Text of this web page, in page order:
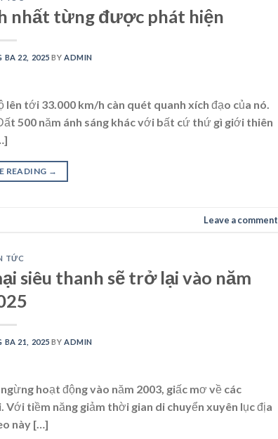
nhất từng được phát hiện
BA 22, 2025 BYADMIN
tới 33.000 km/h càn quét quanh xích đạo của nó.
500 năm ánh sáng khác với bất cứ thứ gì giới thiên
READING →
Leave a comment
TỨC
siêu thanh sẽ trở lại vào năm
BA 21, 2025 BYADMIN
hoạt động vào năm 2003, giấc mơ về các
tiềm năng giảm thời gian di chuyển xuyên lục địa
này […]